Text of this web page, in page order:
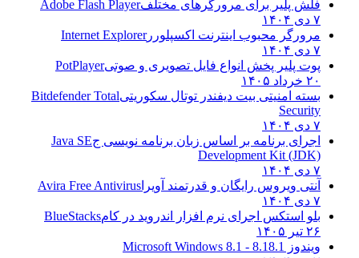
فلش پلیر برای مرورگرهای مختلفAdobe Flash Player
۷ دی ۱۴۰۴
مرورگر محبوب اینترنت اکسپلوررInternet Explorer
۷ دی ۱۴۰۴
پوت پلیر پخش انواع فایل تصویری و صوتیPotPlayer
۲۰ خرداد ۱۴۰۵
بسته امنیتی بیت دیفندر توتال سکوریتیBitdefender Total
Security
۷ دی ۱۴۰۴
اجرای برنامه بر اساس زبان برنامه نویسی جJava SE
Development Kit (JDK)
۷ دی ۱۴۰۴
آنتی ویروس رایگان و قدرتمند آویرا Avira Free Antivirus
۷ دی ۱۴۰۴
بلو استکس اجرای نرم افزار اندروید در کامBlueStacks
۲۶ تیر ۱۴۰۵
ویندوز 8.1
8.1 - Microsoft Windows 8.1